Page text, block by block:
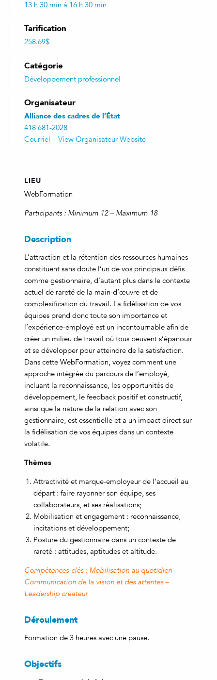
13 h 30 min à 16 h 30 min
Tarification
258.69$
Catégorie
Développement professionnel
Organisateur
Alliance des cadres de l’État
418 681-2028
Courriel
View Organisateur Website
LIEU
WebFormation
Participants : Minimum 12 – Maximum 18
Description
L’attraction et la rétention des ressources humaines
constituent sans doute l’un de vos principaux défis
comme gestionnaire, d’autant plus dans le contexte
actuel de rareté de la main-d’œuvre et de
complexification du travail. La fidélisation de vos
équipes prend donc toute son importance et
l’expérience-employé est un incontournable afin de
créer un milieu de travail où tous peuvent s’épanouir
et se développer pour atteindre de la satisfaction.
Dans cette WebFormation, voyez comment une
approche intégrée du parcours de l’employé,
incluant la reconnaissance, les opportunités de
développement, le feedback positif et constructif,
ainsi que la nature de la relation avec son
gestionnaire, est essentielle et a un impact direct sur
la fidélisation de vos équipes dans un contexte
volatile.
Thèmes
Attractivité et marque-employeur de l’accueil au
départ : faire rayonner son équipe, ses
collaborateurs, et ses réalisations;
Mobilisation et engagement : reconnaissance,
incitations et développement;
Posture du gestionnaire dans un contexte de
rareté : attitudes, aptitudes et altitude.
Compétences-clés : Mobilisation au quotidien –
Communication de la vision et des attentes –
Leadership créateur
Déroulement
Formation de 3 heures avec une pause.
Objectifs